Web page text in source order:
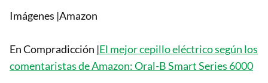
Imágenes |Amazon
En Compradicción |El mejor cepillo eléctrico según los
comentaristas de Amazon: Oral-B Smart Series 6000